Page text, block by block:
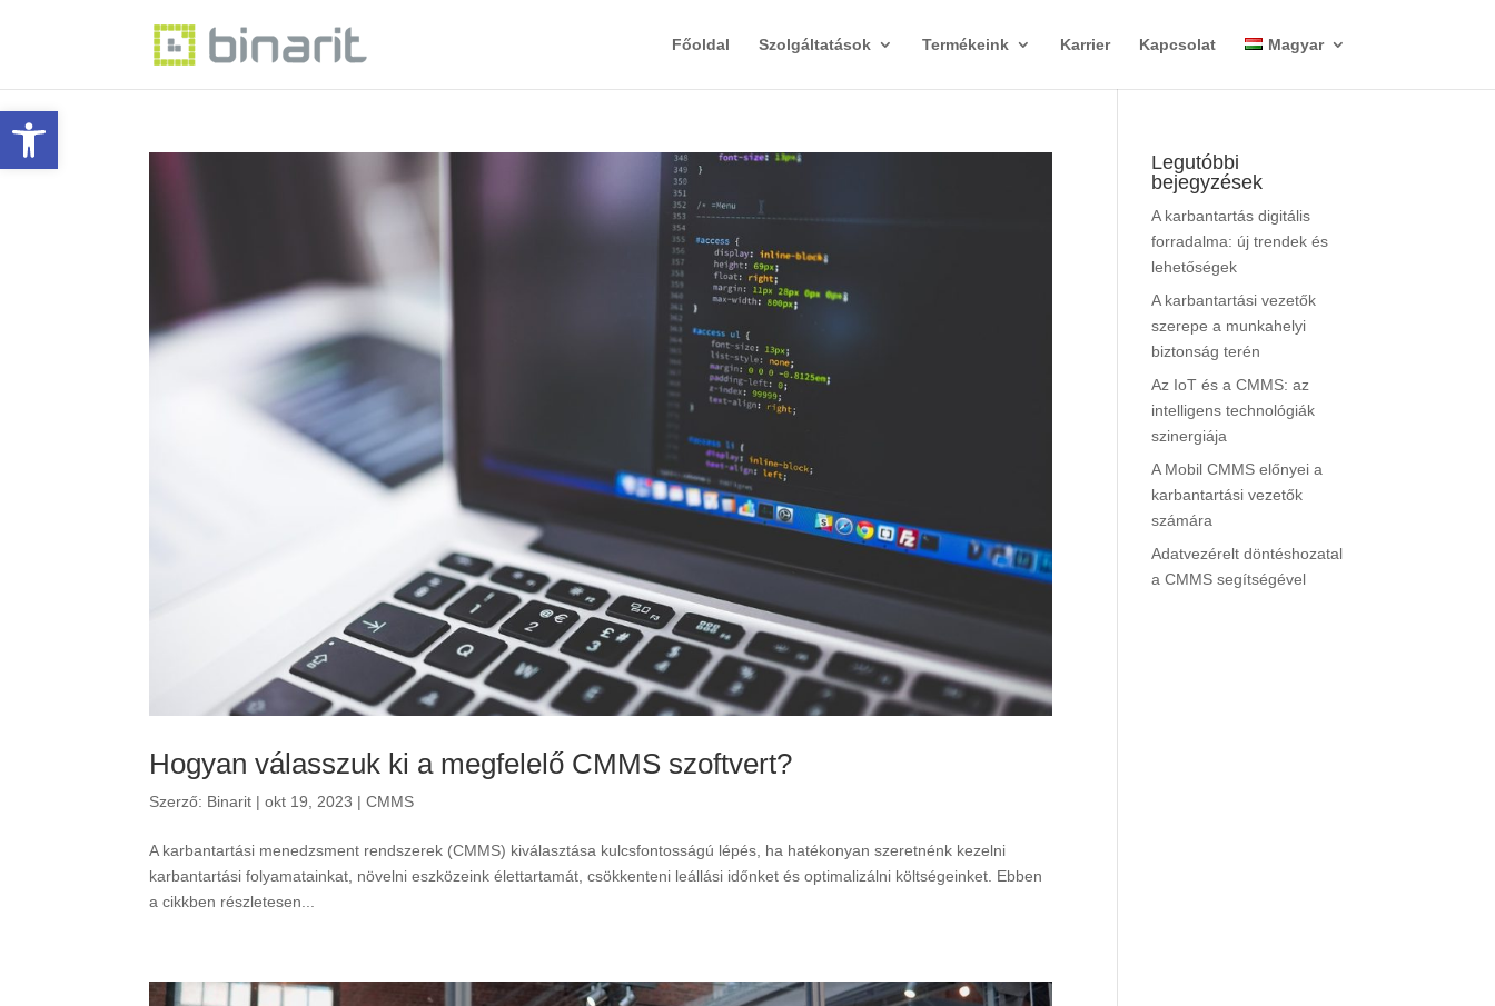
Eszköztár megnyitása
Főoldal Szolgáltatások Termékeink Karrier Kapcsolat Magyar
Hogyan válasszuk ki a megfelelő CMMS szoftvert?
Szerző: Binarit |okt 19, 2023 |CMMS
A karbantartási menedzsment rendszerek (CMMS) kiválasztása kulcsfontosságú lépés, ha hatékonyan szeretnénk kezelni
karbantartási folyamatainkat, növelni eszközeink élettartamát, csökkenteni leállási időnket és optimalizálni költségeinket. Ebben
a cikkben részletesen...
Legutóbbi
bejegyzések
A karbantartás digitális
forradalma: új trendek és
lehetőségek
A karbantartási vezetők
szerepe a munkahelyi
biztonság terén
Az IoT és a CMMS: az
intelligens technológiák
szinergiája
A Mobil CMMS előnyei a
karbantartási vezetők
számára
Adatvezérelt döntéshozatal
a CMMS segítségével